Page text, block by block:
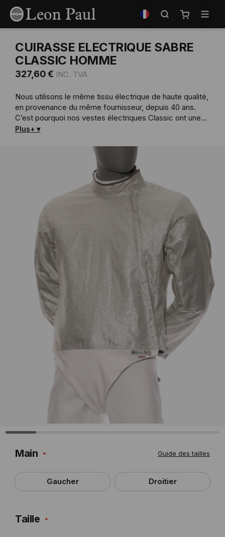
Allez
contenu
boutique
Mon panier
CUIRASSE ELECTRIQUE SABRE
CLASSIC HOMME
327,60 €
Nous utilisons le même tissu électrique de haute qualité,
en provenance du même fournisseur, depuis 40 ans.
C’est pourquoi nos vestes électriques Classic ont une
durée de vie supérieure aux autres disponibles sur le
pour ce modèle, fortement conseillé pour son rapport
Plus+
Guide des tailles
Main
Gaucher Droitier
Taille